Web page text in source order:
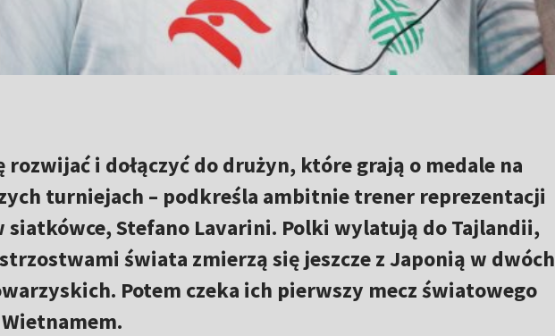
rozwijać i dołączyć do drużyn, które grają o medale na
turniejach – podkreśla ambitnie trener reprezentacji
siatkówce, Stefano Lavarini. Polki wylatują do Tajlandii,
świata zmierzą się jeszcze z Japonią w dwóch
Potem czeka ich pierwszy mecz światowego